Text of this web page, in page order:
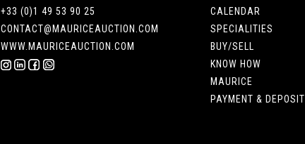
+33 (0)1 49 53 90 25
CONTACT@MAURICEAUCTION.COM
WWW.MAURICEAUCTION.COM
CALENDAR
SPECIALITIES
BUY/SELL
KNOW HOW
MAURICE
PAYMENT & DEPOSIT